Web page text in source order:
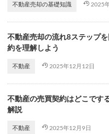
不動産売却の基礎知識 2025
不動産売却の流れ8ステップ
約を理解しよう
不動産 2025年12月12日
不動産の売買契約はどこです
解説
不動産 2025年12月9日